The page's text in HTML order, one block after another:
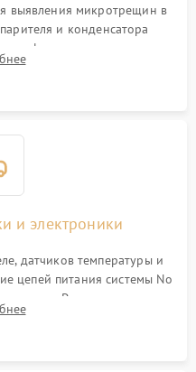
выявления микротрещин в
и конденсатора
фильтра-осушителя и
для устранения засоров.
и электроники
датчиков температуры и
цепей питания системы No
Ремонт или замена
алгоритмов.